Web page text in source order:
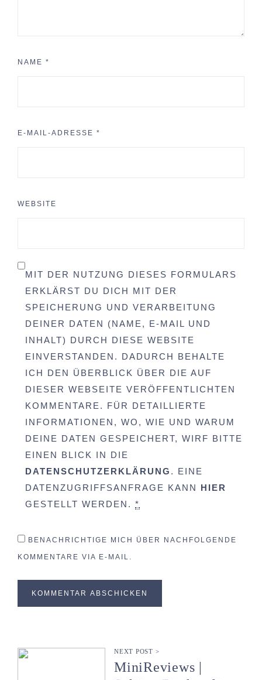
NAME *
E-MAIL-ADRESSE *
WEBSITE
MIT DER NUTZUNG DIESES FORMULARS
ERKLÄRST DU DICH MIT DER
SPEICHERUNG UND VERARBEITUNG
DEINER DATEN (NAME, E-MAIL UND
INHALT) DURCH DIESE WEBSITE
EINVERSTANDEN. DADURCH BEHALTE
ICH DEN ÜBERBLICK ÜBER DIE AUF
DIESER WEBSEITE VERÖFFENTLICHTEN
KOMMENTARE. FÜR DETAILLIERTE
INFORMATIONEN, WO, WIE UND WARUM
DEINE DATEN GESPEICHERT, WIRF BITTE
EINEN BLICK IN DIE
DATENSCHUTZERKLÄRUNG . EINE
DATENZUGRIFFSANFRAGE KANN HIER
GESTELLT WERDEN. *
BENACHRICHTIGE MICH ÜBER NACHFOLGENDE
KOMMENTARE VIA E-MAIL.
NEXT POST >
MiniReviews |